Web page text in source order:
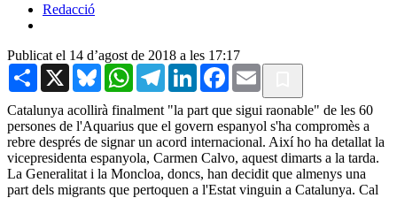
Redacció
Publicat el 14 d’agost de 2018 a les 17:17
Share X BlueskyWhatsAppTelegramLinkedInFacebook
Email
Catalunya acollirà finalment "la part que sigui raonable" de les 60
persones de l'Aquarius que el govern espanyol s'ha compromès a
rebre després de signar un acord internacional. Així ho ha detallat la
vicepresidenta espanyola, Carmen Calvo, aquest dimarts a la tarda.
La Generalitat i la Moncloa, doncs, han decidit que almenys una
part dels migrants que pertoquen a l'Estat vinguin a Catalunya. Cal